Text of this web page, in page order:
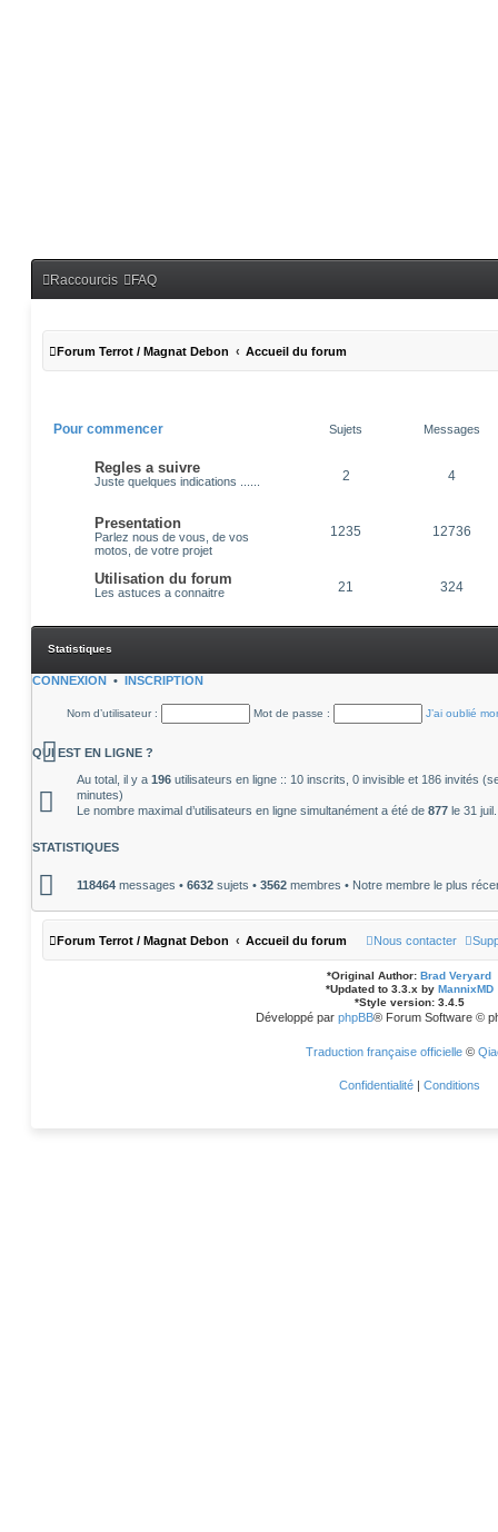
Raccourcis FAQ
Forum Terrot / Magnat Debon Accueil du forum
Pour commencer Sujets Messages
Regles a suivre
Juste quelques indications ...... 2 4
Presentation
Parlez nous de vous, de vos
motos, de votre projet
1235 12736
Utilisation du forum
Les astuces a connaitre 21 324
Statistiques
CONNEXION • INSCRIPTION
Nom d’utilisateur : Mot de passe : J’ai oublié
QUI EST EN LIGNE ?
Au total, il y a 196 utilisateurs en ligne :: 10 inscrits, 0 invisible et 186 invités
minutes)
Le nombre maximal d’utilisateurs en ligne simultanément a été de 877 le 31
STATISTIQUES
118464 messages • 6632 sujets • 3562 membres • Notre membre le plus
Forum Terrot / Magnat Debon Accueil du forum Nous contacter
*Original Author: Brad Veryard
*Updated to 3.3.x by MannixMD
*Style version: 3.4.5
Développé par phpBB® Forum Software ©
Traduction française officielle©
Confidentialité | Conditions